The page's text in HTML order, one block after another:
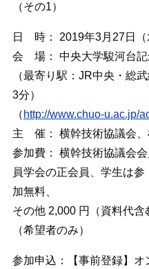
（その1）
日 時： 2019年3月27日（
会 場： 中央大学駿河台記
（最寄り駅：JR中央・総
3分）
（ http://www.chuo-u.ac.jp/
主 催： 横幹技術協議会、
参加費： 横幹技術協議会
員学会の正会員、学生は参
加無料、
その他 2,000 円（資料代
（希望者のみ）
参加申込：【事前登録】オ